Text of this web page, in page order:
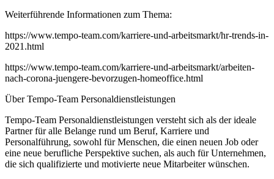
Weiterführende Informationen zum Thema:
https://www.tempo-team.com/karriere-und-arbeitsmarkt/hr-trends-in-
2021.html
https://www.tempo-team.com/karriere-und-arbeitsmarkt/arbeiten-
nach-corona-juengere-bevorzugen-homeoffice.html
Über Tempo-Team Personaldienstleistungen
Tempo-Team Personaldienstleistungen versteht sich als der ideale
Partner für alle Belange rund um Beruf, Karriere und
Personalführung, sowohl für Menschen, die einen neuen Job oder
eine neue berufliche Perspektive suchen, als auch für Unternehmen,
die sich qualifizierte und motivierte neue Mitarbeiter wünschen.